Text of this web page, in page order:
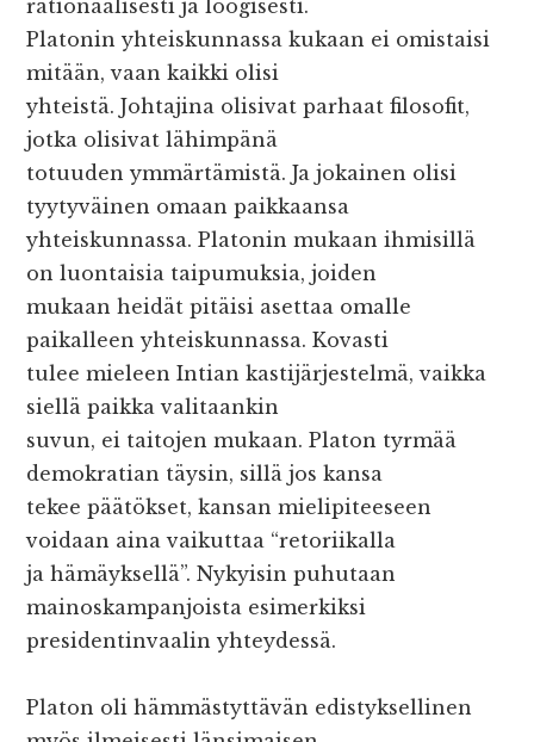
rationaalisesti ja loogisesti.
Platonin yhteiskunnassa kukaan ei omistaisi
mitään, vaan kaikki olisi
yhteistä. Johtajina olisivat parhaat filosofit,
jotka olisivat lähimpänä
totuuden ymmärtämistä. Ja jokainen olisi
tyytyväinen omaan paikkaansa
yhteiskunnassa. Platonin mukaan ihmisillä
on luontaisia taipumuksia, joiden
mukaan heidät pitäisi asettaa omalle
paikalleen yhteiskunnassa. Kovasti
tulee mieleen Intian kastijärjestelmä, vaikka
siellä paikka valitaankin
suvun, ei taitojen mukaan. Platon tyrmää
demokratian täysin, sillä jos kansa
tekee päätökset, kansan mielipiteeseen
voidaan aina vaikuttaa “retoriikalla
ja hämäyksellä”. Nykyisin puhutaan
mainoskampanjoista esimerkiksi
presidentinvaalin yhteydessä.
Platon oli hämmästyttävän edistyksellinen